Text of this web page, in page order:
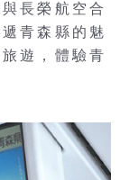
長榮航空合
青森縣的魅
遊，體驗青